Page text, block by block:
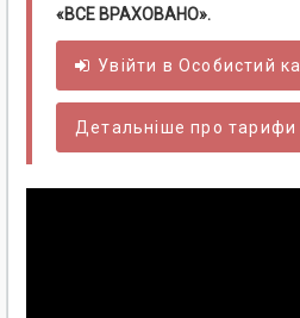
«ВСЕ ВРАХОВАНО».
Увійти вОсобистий
Детальніше про тарифи